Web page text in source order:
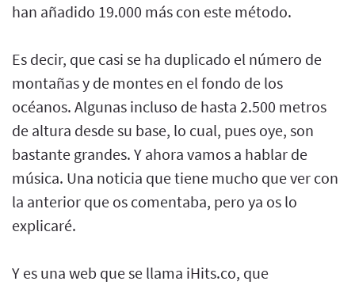
han añadido 19.000 más con este método.
Es decir, que casi se ha duplicado el número de
montañas y de montes en el fondo de los
océanos. Algunas incluso de hasta 2.500 metros
de altura desde su base, lo cual, pues oye, son
bastante grandes. Y ahora vamos a hablar de
música. Una noticia que tiene mucho que ver con
la anterior que os comentaba, pero ya os lo
explicaré.
Y es una web que se llama iHits.co, que